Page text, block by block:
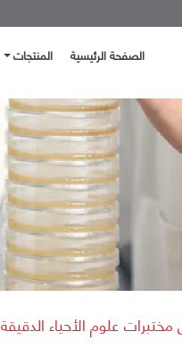
الصفحة الرئيسية المنتجات
علوم الأحياء الدقيقة